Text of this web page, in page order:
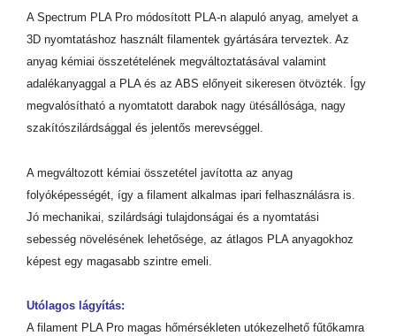
A Spectrum PLA Pro módosított PLA-n alapuló anyag, amelyet a
3D nyomtatáshoz használt filamentek gyártására terveztek. Az
anyag kémiai összetételének megváltoztatásával valamint
adalékanyaggal a PLA és az ABS előnyeit sikeresen ötvözték. Így
megvalósítható a nyomtatott darabok nagy ütésállósága, nagy
szakítószilárdsággal és jelentős merevséggel.
A megváltozott kémiai összetétel javította az anyag
folyóképességét, így a filament alkalmas ipari felhasználásra is.
Jó mechanikai, szilárdsági tulajdonságai és a nyomtatási
sebesség növelésének lehetősége, az átlagos PLA anyagokhoz
képest egy magasabb szintre emeli.
Utólagos lágyítás:
A filament PLA Pro magas hőmérsékleten utókezelhető fűtőkamra